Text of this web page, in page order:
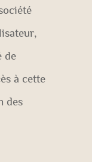
de
à cette
des